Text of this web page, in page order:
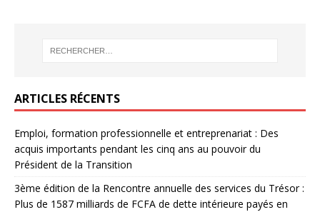
ARTICLES RÉCENTS
Emploi, formation professionnelle et entreprenariat : Des
acquis importants pendant les cinq ans au pouvoir du
Président de la Transition
3ème édition de la Rencontre annuelle des services du Trésor :
Plus de 1587 milliards de FCFA de dette intérieure payés en